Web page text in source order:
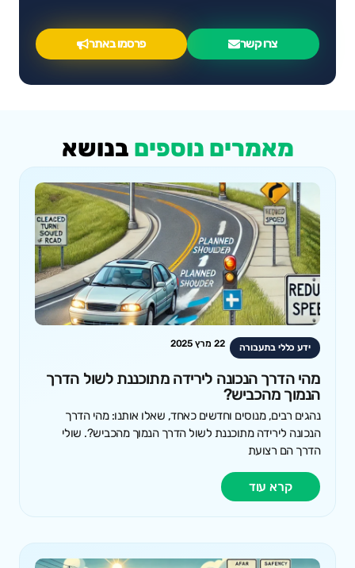
צרו קשר פרסמו באתר
מאמרים נוספים בנושא
ידע כללי בתעבורה 22 מרץ 2025
מהי הדרך הנכונה לירידה מתוכננת לשול הדרך
הנמוך מהכביש?
נהגים רבים, מנוסים וחדשים כאחד, שאלו אותנו: מהי הדרך
הנכונה לירידה מתוכננת לשול הדרך הנמוך מהכביש?. שולי
הדרך הם רצועת
קרא עוד